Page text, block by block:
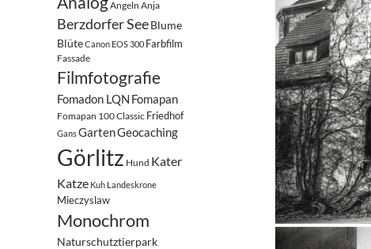
Angeln Anja
Berzdorfer SeeBlume
BlüteCanon EOS 300 Farbfilm
Fassade
Filmfotografie
Fomadon LQN Fomapan
Fomapan 100 Classic Friedhof
GansGartenGeocaching
Görlitz Hund Kater
Katze Kuh Landeskrone
Mieczyslaw
Monochrom
Naturschutztierpark